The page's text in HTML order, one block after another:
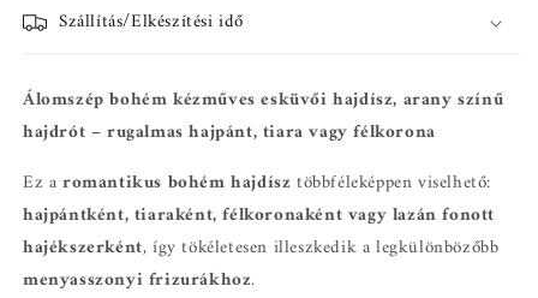
Szállítás/Elkészítési idő
Álomszép bohém kézműves esküvői hajdísz, arany színű
hajdrót – rugalmas hajpánt, tiara vagy félkorona
Ez aromantikus bohém hajdísztöbbféleképpen viselhető:
hajpántként, tiaraként, félkoronaként vagy lazán fonott
hajékszerként, így tökéletesen illeszkedik a legkülönbözőbb
menyasszonyi frizurákhoz.